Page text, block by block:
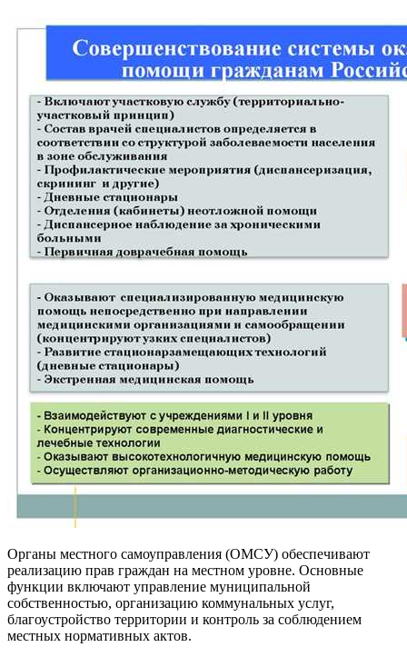
Органы местного самоуправления (ОМСУ) обеспечивают
реализацию прав граждан на местном уровне. Основные
функции включают управление муниципальной
собственностью, организацию коммунальных услуг,
благоустройство территории и контроль за соблюдением
местных нормативных актов.